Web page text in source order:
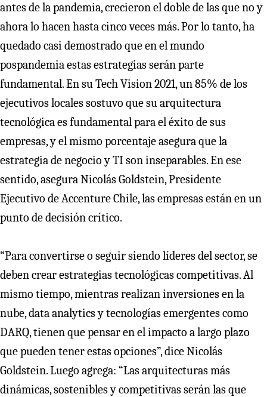
antes de la pandemia, crecieron el doble de las que no y
ahora lo hacen hasta cinco veces más. Por lo tanto, ha
quedado casi demostrado que en el mundo
pospandemia estas estrategias serán parte
fundamental. En su Tech Vision 2021, un 85% de los
ejecutivos locales sostuvo que su arquitectura
tecnológica es fundamental para el éxito de sus
empresas, y el mismo porcentaje asegura que la
estrategia de negocio y TI son inseparables. En ese
sentido, asegura Nicolás Goldstein, Presidente
Ejecutivo de Accenture Chile, las empresas están en un
punto de decisión crítico.
“Para convertirse o seguir siendo líderes del sector, se
deben crear estrategias tecnológicas competitivas. Al
mismo tiempo, mientras realizan inversiones en la
nube, data analytics y tecnologías emergentes como
DARQ, tienen que pensar en el impacto a largo plazo
que pueden tener estas opciones”, dice Nicolás
Goldstein. Luego agrega: “Las arquitecturas más
dinámicas, sostenibles y competitivas serán las que